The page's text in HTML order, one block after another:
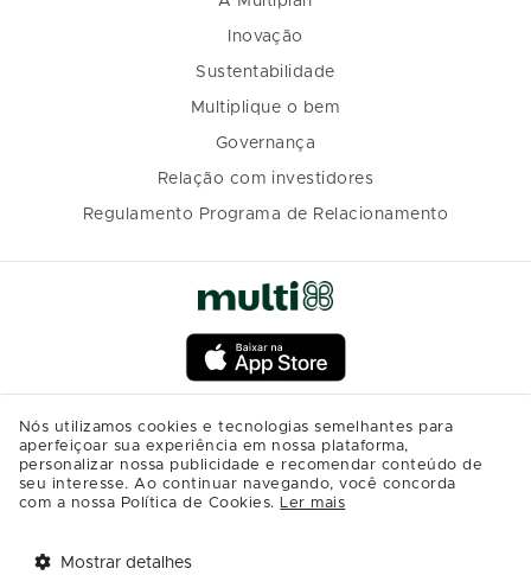
Inovação
Sustentabilidade
Multiplique o bem
Governança
Relação com investidores
Regulamento Programa de Relacionamento
Nós utilizamos cookies e tecnologias semelhantes para
aperfeiçoar sua experiência em nossa plataforma,
personalizar nossa publicidade e recomendar conteúdo de
seu interesse. Ao continuar navegando, você concorda
com a nossa Política de Cookies. Ler mais
Mostrar detalhes